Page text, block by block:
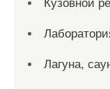
Кузовной
Лагуна,